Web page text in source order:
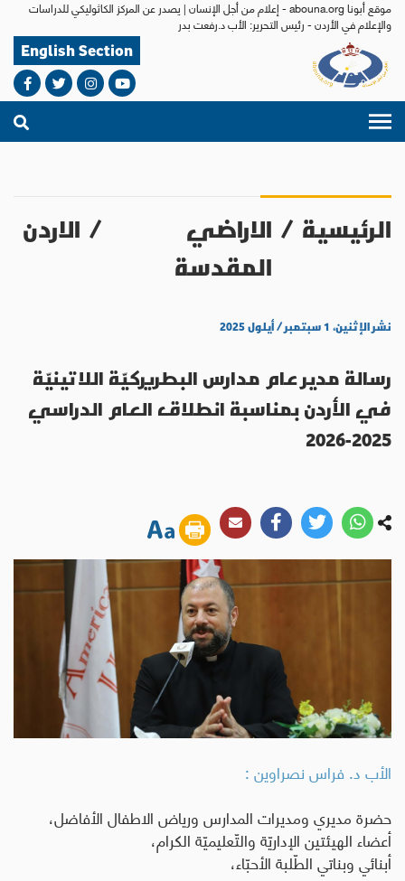
موقع أبونا abouna.org - إعلام من أجل الإنسان | يصدر عن المركز الكاثوليكي للدراسات
والإعلام في الأردن - رئيس التحرير: الأب د.رفعت بدر
English Section
الرئيسية / الاراضي
المقدسة
/ الاردن
نشر الإثنين، ١ سبتمبر / أيلول ٢٠٢٥
رسالة مدير عام مدارس البطريركيّة اللاتينيّة
في الأردن بمناسبة انطلاق العام الدراسي
2025-2026
الأب د. فراس نصراوين :
حضرة مديري ومديرات المدارسورياض الاطفالالأفاضل،
أعضاء الهيئتين الإداريّة والتّعليميّة الكرام،
أبنائي وبناتي الطّلبة الأحبّاء،